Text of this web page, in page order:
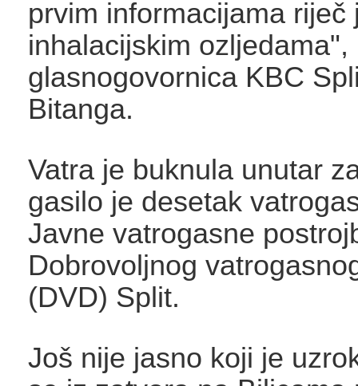
prvim informacijama riječ
inhalacijskim ozljedama",
glasnogovornica KBC
Bitanga.
Vatra je buknula unutar
gasilo je desetak
Javne vatrogasne
Dobrovoljnog
(DVD) Split.
Još nije jasno koji je